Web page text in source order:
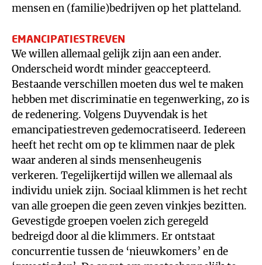
mensen en (familie)bedrijven op het platteland.
EMANCIPATIESTREVEN
We willen allemaal gelijk zijn aan een ander.
Onderscheid wordt minder geaccepteerd.
Bestaande verschillen moeten dus wel te maken
hebben met discriminatie en tegenwerking, zo is
de redenering. Volgens Duyvendak is het
emancipatiestreven gedemocratiseerd. Iedereen
heeft het recht om op te klimmen naar de plek
waar anderen al sinds mensenheugenis
verkeren. Tegelijkertijd willen we allemaal als
individu uniek zijn. Sociaal klimmen is het recht
van alle groepen die geen zeven vinkjes bezitten.
Gevestigde groepen voelen zich geregeld
bedreigd door al die klimmers. Er ontstaat
concurrentie tussen de ‘nieuwkomers’ en de